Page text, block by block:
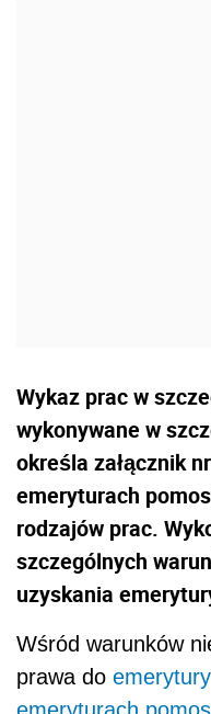
Wykaz prac w
wykonywane w
określa załącznik
emeryturach
rodzajów prac.
szczególnych
uzyskania
Wśród warunków
prawa do emerytury